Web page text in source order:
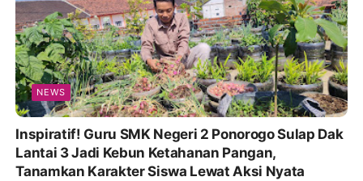
NEWS
Inspiratif! Guru SMK Negeri 2 Ponorogo Sulap Dak
Lantai 3 Jadi Kebun Ketahanan Pangan,
Tanamkan Karakter Siswa Lewat Aksi Nyata